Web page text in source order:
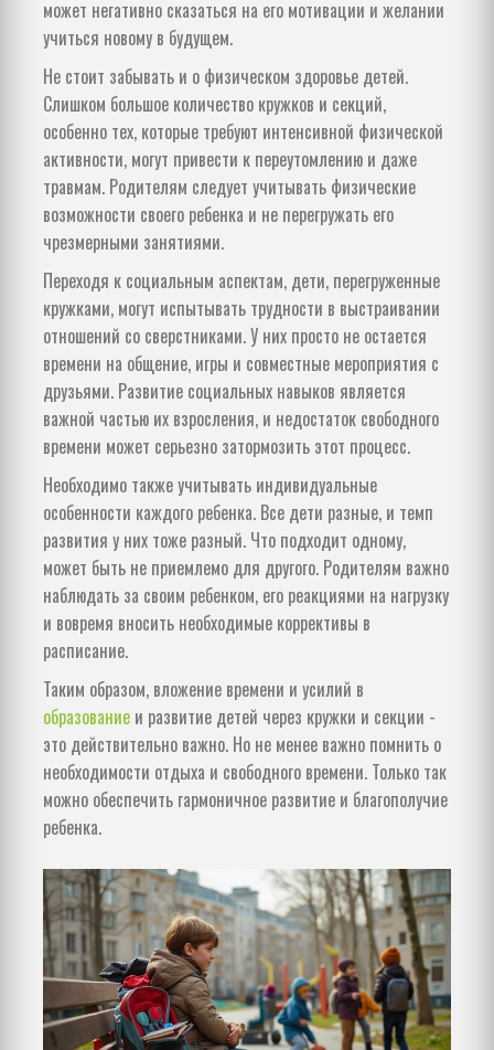
может негативно сказаться на его мотивации и желании
учиться новому в будущем.
Не стоит забывать и о физическом здоровье детей.
Слишком большое количество кружков и секций,
особенно тех, которые требуют интенсивной физической
активности, могут привести к переутомлению и даже
травмам. Родителям следует учитывать физические
возможности своего ребенка и не перегружать его
чрезмерными занятиями.
Переходя к социальным аспектам, дети, перегруженные
кружками, могут испытывать трудности в выстраивании
отношений со сверстниками. У них просто не остается
времени на общение, игры и совместные мероприятия с
друзьями. Развитие социальных навыков является
важной частью их взросления, и недостаток свободного
времени может серьезно затормозить этот процесс.
Необходимо также учитывать индивидуальные
особенности каждого ребенка. Все дети разные, и темп
развития у них тоже разный. Что подходит одному,
может быть не приемлемо для другого. Родителям важно
наблюдать за своим ребенком, его реакциями на нагрузку
и вовремя вносить необходимые коррективы в
расписание.
Таким образом, вложение времени и усилий в
образование и развитие детей через кружки и секции -
это действительно важно. Но не менее важно помнить о
необходимости отдыха и свободного времени. Только так
можно обеспечить гармоничное развитие и благополучие
ребенка.